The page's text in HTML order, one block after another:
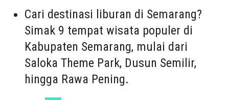
Cari destinasi liburan di Semarang?
Simak 9 tempat wisata populer di
Kabupaten Semarang, mulai dari
Saloka Theme Park, Dusun Semilir,
hingga Rawa Pening.